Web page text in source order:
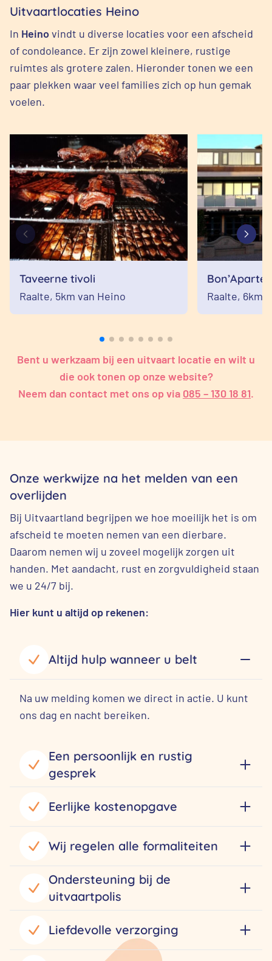
Uitvaartlocaties Heino
In Heinovindt u diverse locaties voor een afscheid
of condoleance. Er zijn zowel kleinere, rustige
ruimtes als grotere zalen. Hieronder tonen we een
paar plekken waar veel families zich op hun gemak
voelen.
Taveerne tivoli
Raalte, 5km van Heino
Bon’Aparte
Raalte, 6km
Bent u werkzaam bij een uitvaart locatie en wilt u
die ook tonen op onze website?
Neem dan contact met ons op via 085 – 130 18 81.
Onze werkwijze na het melden van een
overlijden
Bij Uitvaartland begrijpen we hoe moeilijk het is om
afscheid te moeten nemen van een dierbare.
Daarom nemen wij u zoveel mogelijk zorgen uit
handen. Met aandacht, rust en zorgvuldigheid staan
we u 24/7 bij.
Hier kunt u altijd op rekenen:
Altijd hulp wanneer u belt
Na uw melding komen we direct in actie. U kunt
ons dag en nacht bereiken.
Een persoonlijk en rustig
gesprek
Eerlijke kostenopgave
Wij regelen alle formaliteiten
Ondersteuning bij de
uitvaartpolis
Liefdevolle verzorging